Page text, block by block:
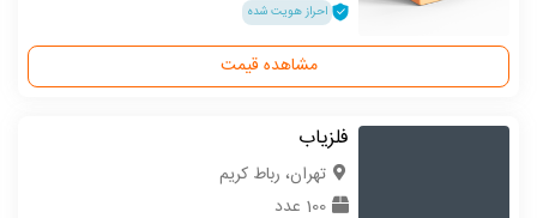
احراز هویت شده
مشاهده قیمت
فلزیاب
تهران، رباط کریم
100 عدد